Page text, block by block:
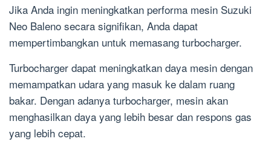
Jika Anda ingin meningkatkan performa mesin Suzuki
Neo Baleno secara signifikan, Anda dapat
mempertimbangkan untuk memasang turbocharger.
Turbocharger dapat meningkatkan daya mesin dengan
memampatkan udara yang masuk ke dalam ruang
bakar. Dengan adanya turbocharger, mesin akan
menghasilkan daya yang lebih besar dan respons gas
yang lebih cepat.